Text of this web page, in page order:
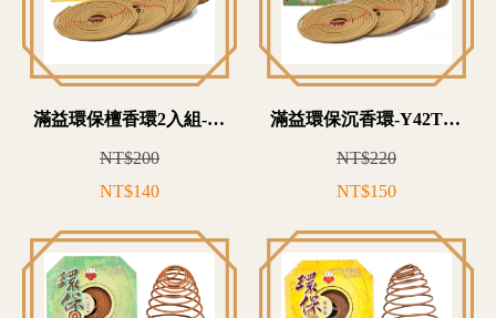
滿益環保檀香環2入組-Y43T0080
NT$200
NT$140
滿益環保沉香環-Y42T0150
NT$220
NT$150